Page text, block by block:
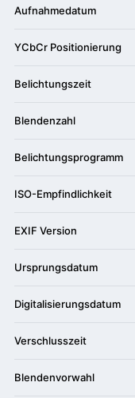
Aufnahmedatum
YCbCr Positionierung
Belichtungszeit
Blendenzahl
Belichtungsprogramm
ISO-Empfindlichkeit
EXIF Version
Ursprungsdatum
Digitalisierungsdatum
Verschlusszeit
Blendenvorwahl